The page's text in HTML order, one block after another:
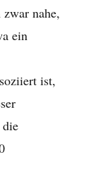
nahe,
ein
ist,